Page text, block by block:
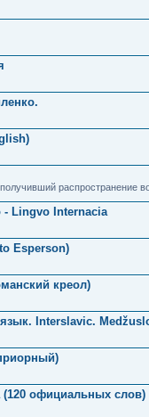
распространение
Lingvo Internacia
Esperson)
креол)
Interslavic.
официальных слов)